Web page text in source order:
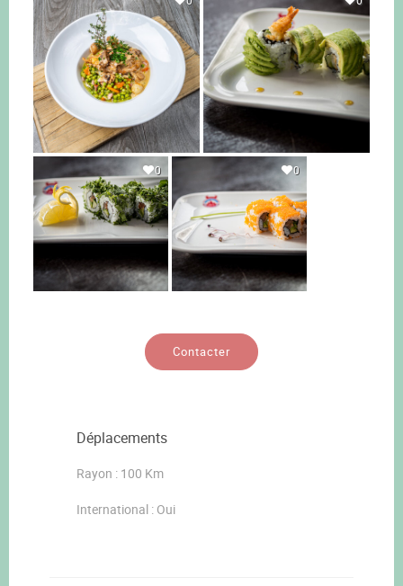
0 0
Contacter
Déplacements
Rayon : 100 Km
International : Oui